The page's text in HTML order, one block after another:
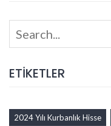
Search
for:
ETİKETLER
2024 Yılı Kurbanlık Hisse